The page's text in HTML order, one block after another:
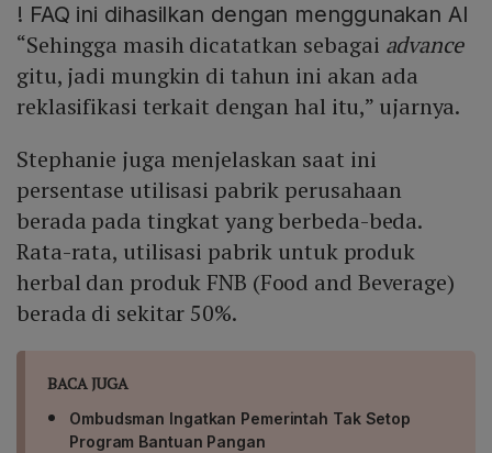
! FAQ ini dihasilkan dengan menggunakan AI
“Sehingga masih dicatatkan sebagai advance
gitu, jadi mungkin di tahun ini akan ada
reklasifikasi terkait dengan hal itu,” ujarnya.
Stephanie juga menjelaskan saat ini
persentase utilisasi pabrik perusahaan
berada pada tingkat yang berbeda-beda.
Rata-rata, utilisasi pabrik untuk produk
herbal dan produk FNB (Food and Beverage)
berada di sekitar 50%.
BACA JUGA
Ombudsman Ingatkan Pemerintah Tak Setop
Program Bantuan Pangan